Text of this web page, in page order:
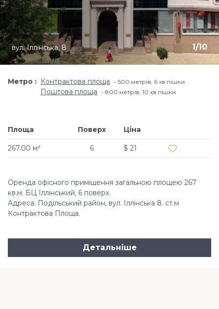
1/10
вул. Іллінська, 8
Метро Контрактова площа 500 метрів, 6 хв пішки
Поштова площа 800 метрів, 10 хв пішки
Площа
267.00 м²
Поверх
6
Ціна
$ 21
Оренда офісного приміщення загальною площею 267
кв.м. БЦ Іллінський, 6 поверх.
Адреса: Подільський район, вул. Іллінська 8. ст.м
Контрактова Площа.
Детальніше